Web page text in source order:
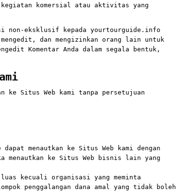
kegiatan komersial atau aktivitas yang
non-eksklusif kepada yourtourguide.info
mengedit, dan mengizinkan orang lain untuk
Komentar Anda dalam segala bentuk,
ke Situs Web kami tanpa persetujuan
menautkan ke Situs Web kami dengan
menautkan ke Situs Web bisnis lain yang
kecuali organisasi yang meminta
penggalangan dana amal yang tidak boleh